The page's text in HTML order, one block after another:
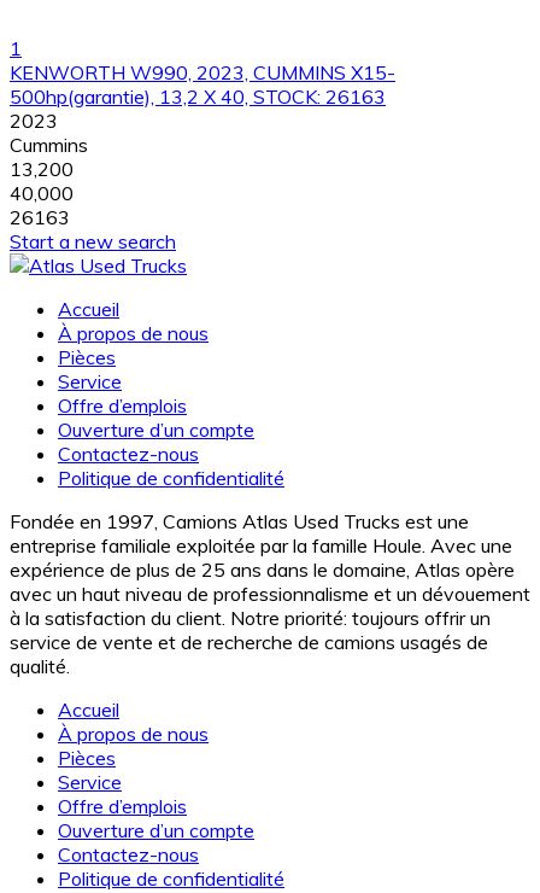
1
KENWORTH W990, 2023, CUMMINS X15-
500hp(garantie), 13,2 X 40, STOCK: 26163
2023
Cummins
13,200
40,000
26163
Start a new search
Accueil
À propos de nous
Pièces
Service
Offre d’emplois
Ouverture d’un compte
Contactez-nous
Politique de confidentialité
Fondée en 1997, Camions Atlas Used Trucks est une
entreprise familiale exploitée par la famille Houle. Avec une
expérience de plus de 25 ans dans le domaine, Atlas opère
avec un haut niveau de professionnalisme et un dévouement
à la satisfaction du client. Notre priorité: toujours offrir un
service de vente et de recherche de camions usagés de
qualité.
Accueil
À propos de nous
Pièces
Service
Offre d’emplois
Ouverture d’un compte
Contactez-nous
Politique de confidentialité